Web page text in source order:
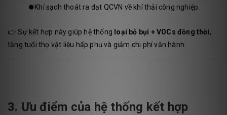
⏺️ Khí sạch thoát ra đạt QCVN về khí thải công nghiệp.
👉 Sự kết hợp này giúp hệ thống loại bỏ bụi + VOCs đồng thời,
tăng tuổi thọ vật liệu hấp phụ và giảm chi phí vận hành.
3. Ưu điểm của hệ thống kết hợp